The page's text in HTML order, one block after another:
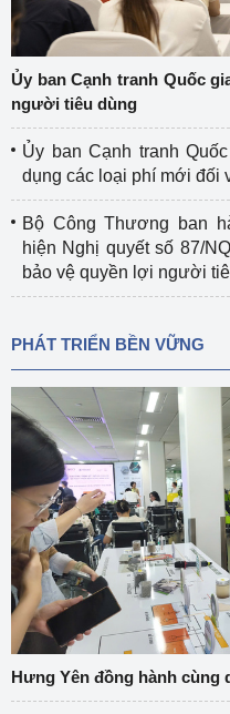
Ủy ban Cạnh tranh Quốc
người tiêu dùng
Ủy ban Cạnh tranh
dụng các loại phí mới đối
Bộ Công Thương ban
hiện Nghị quyết số 87/
bảo vệ quyền lợi người
PHÁT TRIỂN BỀN VỮNG
Hưng Yên đồng hành cùng